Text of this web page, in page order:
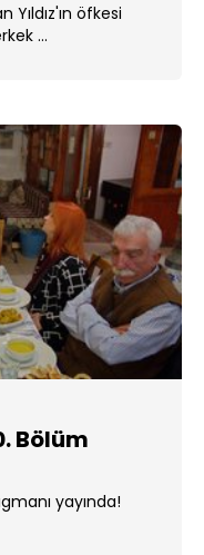
öfkesi
...
Bölüm
yayında!